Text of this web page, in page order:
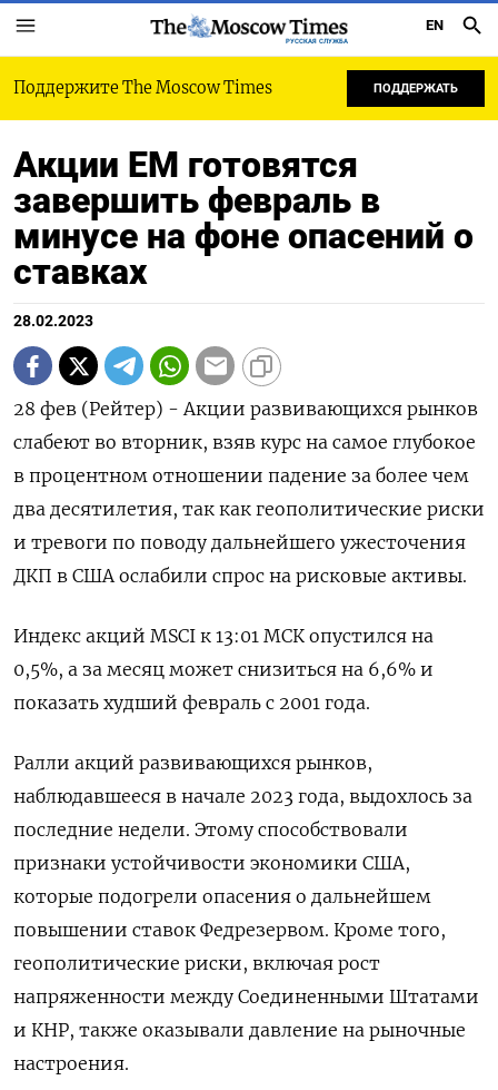
РУССКАЯ СЛУЖБА
EN
Поддержите The Moscow Times ПОДДЕРЖАТЬ
Акции EM готовятся
завершить февраль в
минусе на фоне опасений о
ставках
28.02.2023
28 фев (Рейтер) - Акции развивающихся рынков
слабеют во вторник, взяв курс на самое глубокое
в процентном отношении падение за более чем
два десятилетия, так как геополитические риски
и тревоги по поводу дальнейшего ужесточения
ДКП в США ослабили спрос на рисковые активы.
Индекс акций MSCI к 13:01 МСК опустился на
0,5%, а за месяц может снизиться на 6,6% и
показать худший февраль с 2001 года.
Ралли акций развивающихся рынков,
наблюдавшееся в начале 2023 года, выдохлось за
последние недели. Этому способствовали
признаки устойчивости экономики США,
которые подогрели опасения о дальнейшем
повышении ставок Федрезервом. Кроме того,
геополитические риски, включая рост
напряженности между Соединенными Штатами
и КНР, также оказывали давление на рыночные
настроения.